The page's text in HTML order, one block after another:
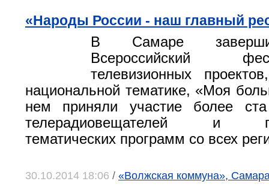
«Народы России - наш главный
В Самаре
Всероссийский
телевизионных
национальной тематике, «Моя
нем приняли участие более ста
телерадиовещателей и
тематических программ со всех
30.10.2014 18:06 / «Волжская коммуна»,